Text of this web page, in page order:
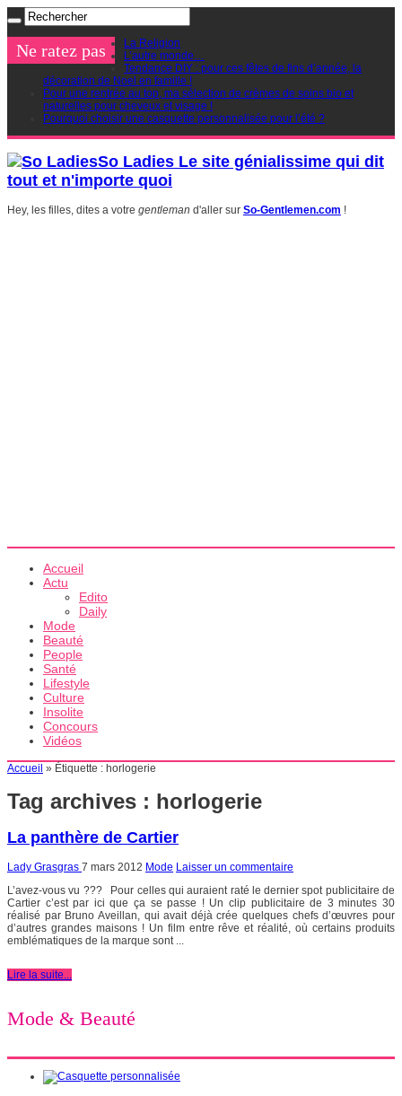
Ne ratez pas
La Religion
L’autre monde…
Tendance DIY : pour ces fêtes de fins d’année, la
décoration de Noel en famille !
Pour une rentrée au top, ma sélection de crèmes de soins bio et
naturelles pour cheveux et visage !
Pourquoi choisir une casquette personnalisée pour l’été ?
So Ladies Le site génialissime qui dit
tout et n'importe quoi
Hey, les filles, dites a votre gentleman d'aller sur So-Gentlemen.com !
Accueil
Actu
Edito
Daily
Mode
Beauté
People
Santé
Lifestyle
Culture
Insolite
Concours
Vidéos
Accueil » Étiquette : horlogerie
Tag archives : horlogerie
La panthère de Cartier
Lady Grasgras 7 mars 2012 Mode Laisser un commentaire
L’avez-vous vu ??? Pour celles qui auraient raté le dernier spot publicitaire de
Cartier c’est par ici que ça se passe ! Un clip publicitaire de 3 minutes 30
réalisé par Bruno Aveillan, qui avait déjà crée quelques chefs d’œuvres pour
d’autres grandes maisons ! Un film entre rêve et réalité, où certains produits
emblématiques de la marque sont ...
Lire la suite...
Mode & Beauté